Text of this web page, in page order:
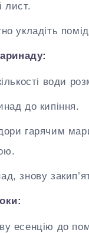
лист.
укладіть
води
до кипіння.
гарячим
знову
есенцію до